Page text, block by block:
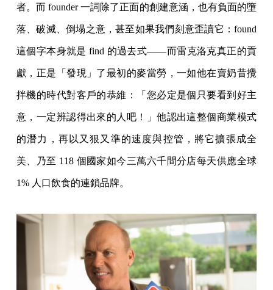
者。而 founder 一詞除了正面的創建意涵，也有負面的墮
落、破滅、倒塌之意，甚至如果我們刻意歪讀它：found
這個字本身就是 find 的過去式——而雷克洛克真正的貢
獻，正是「發現」了最初的麥當勞，一如他在賣奶昔攪
拌機的時代對客戶的恭維：「您必定是個只要看到好主
意，一定辨認得出來的人吧！」他認出這整個商業模式
的潛力，再以又狠又準的速度與控管，將它擴張成全
美、乃至 118 個國家如今三萬六千間分店每天供應全球
1% 人口飲食的連鎖品牌。